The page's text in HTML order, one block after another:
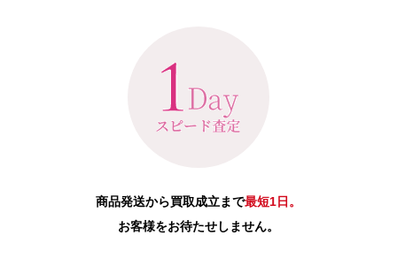
商品発送から買取成立まで最短1日。
お客様をお待たせしません。